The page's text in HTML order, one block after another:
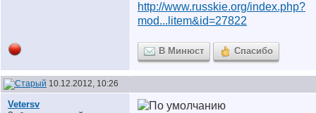
http://www.russkie.org/index.php?
mod...litem&id=27822
В Минюст Спасибо
10.12.2012, 10:26
Vetersv